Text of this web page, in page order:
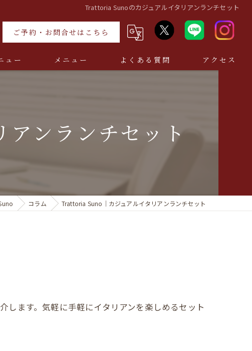
Trattoria Sunoのカジュアルイタリアンランチセット
ご予約・お問合せはこちら
ュー メニュー よくある質問 アクセス
ンランチセット
コラム Trattoria Suno｜カジュアルイタリアンランチセット
ます。気軽に手軽にイタリアンを楽しめるセット